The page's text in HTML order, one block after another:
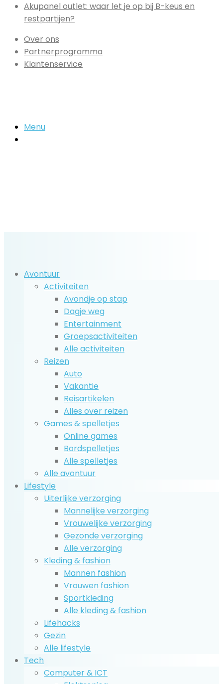
Akupanel outlet: waar let je op bij B-keus en
restpartijen?
Over ons
Partnerprogramma
Klantenservice
Menu
Avontuur
Activiteiten
Avondje op stap
Dagje weg
Entertainment
Groepsactiviteiten
Alle activiteiten
Reizen
Auto
Vakantie
Reisartikelen
Alles over reizen
Games & spelletjes
Online games
Bordspelletjes
Alle spelletjes
Alle avontuur
Lifestyle
Uiterlijke verzorging
Mannelijke verzorging
Vrouwelijke verzorging
Gezonde verzorging
Alle verzorging
Kleding & fashion
Mannen fashion
Vrouwen fashion
Sportkleding
Alle kleding & fashion
Lifehacks
Gezin
Alle lifestyle
Tech
Computer & ICT